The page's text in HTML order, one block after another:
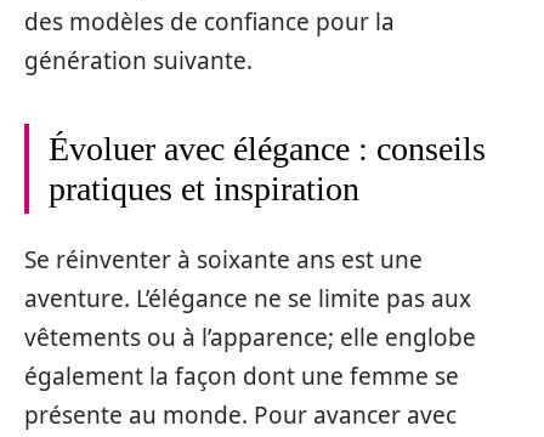
des modèles de confiance pour la
génération suivante.
Évoluer avec élégance : conseils
pratiques et inspiration
Se réinventer à soixante ans est une
aventure. L’élégance ne se limite pas aux
vêtements ou à l’apparence; elle englobe
également la façon dont une femme se
présente au monde. Pour avancer avec